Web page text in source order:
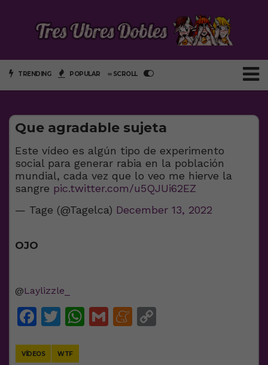
TRENDING POPULAR ∞ SCROLL
Que agradable sujeta
Este vídeo es algún tipo de experimento
social para generar rabia en la población
mundial, cada vez que lo veo me hierve la
sangre pic.twitter.com/u5QJUi62EZ
— Tage (@Tagelca) December 13, 2022
OJO
@Laylizzle_
Facebook
Twitter
WhatsApp
GmailMeneame
VÍDEOS WTF